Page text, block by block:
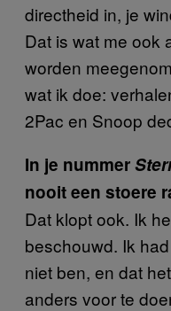
directheid in, je
Dat is wat me ook
worden
wat ik doe:
2Pac en Snoop
In je nummer
nooit een stoere
Dat klopt ook. Ik
beschouwd. Ik
niet ben, en dat
anders voor te